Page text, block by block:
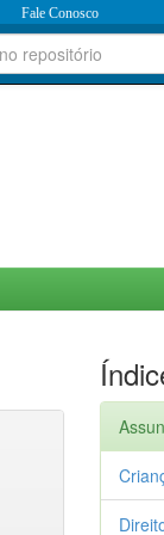
Fale Conosco